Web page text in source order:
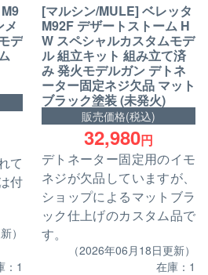
メ
デ
て
付
）
：1
[マルシン/MULE] ベレッタ
M92F デザートストーム H
W スペシャルカスタムモデ
ル 組立キット 組み立て済
み 発火モデルガン デトネ
ーター固定ネジ欠品 マット
ブラック塗装 (未発火)
販売価格(税込)
32,980円
デトネーター固定用のイモ
ネジが欠品していますが、
ショップによるマットブラ
ック仕上げのカスタム品で
す。
（2026年06月18日更新）
在庫：1